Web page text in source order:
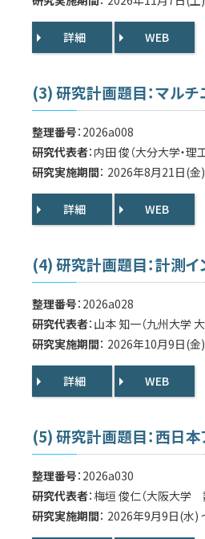
詳細 WEB
(3) 研究計画題目：マルチ
整理番号：2026a008
研究代表者：内田 俊（大分大学・理
研究実施期間： 2026年8月21日(
詳細 WEB
(4) 研究計画題目：計測
整理番号：2026a028
研究代表者：山本 知一（九州大学
研究実施期間： 2026年10月9日(
詳細 WEB
(5) 研究計画題目：西日
整理番号：2026a030
研究代表者：梅垣 俊仁（大阪大学
研究実施期間： 2026年9月9日(水